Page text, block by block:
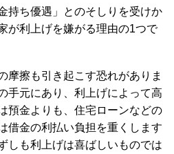
持ち優遇」とのそしりを受けか
が利上げを嫌がる理由の1つで
摩擦も引き起こす恐れがありま
手元にあり、利上げによって高
預金よりも、住宅ローンなどの
借金の利払い負担を重くします
しも利上げは喜ばしいものでは